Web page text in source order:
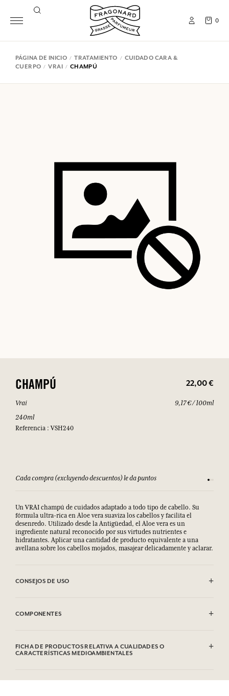
0
PÁGINA DE INICIO TRATAMIENTO
CUIDADO CARA &
CUERPO
VRAI CHAMPÚ
CHAMPÚ 22,00 €
Vrai
240ml
Referencia : VSH240
9,17 € / 100ml
Cada compra (excluyendo descuentos) le da puntos
Un VRAI champú de cuidados adaptado a todo tipo de cabello. Su
fórmula ultra-rica en Aloe vera suaviza los cabellos y facilita el
desenredo. Utilizado desde la Antigüedad, el Aloe vera es un
ingrediente natural reconocido por sus virtudes nutrientes e
hidratantes. Aplicar una cantidad de producto equivalente a una
avellana sobre los cabellos mojados, masajear delicadamente y aclarar.
CONSEJOS DE USO
los cabellos mojados, masajear delicadamente y aclarar.
COMPONENTES
Betaïne, Glycerin, Disodium Laureth Sulfosuccinate,
Parfum (Fragrance), Aloe Barbadensis Leaf Extract,
FICHA DE PRODUCTOS RELATIVA A CUALIDADES O
CARACTERÍSTICAS MEDIOAMBIENTALES
Por favor, consulte las cualidades o características medioambientales